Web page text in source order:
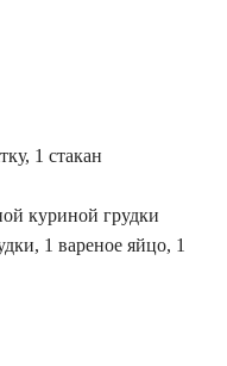
1 стакан
куриной грудки
1 вареное яйцо, 1